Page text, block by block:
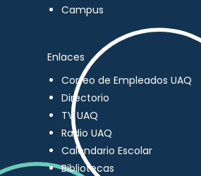
Campus
Enlaces
Correo de Empleados UAQ
Directorio
TV UAQ
Radio UAQ
Calendario Escolar
Bibliotecas